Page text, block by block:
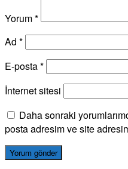
Yorum*
Ad *
E-posta*
İnternet sitesi
Daha sonraki
posta adresim ve site